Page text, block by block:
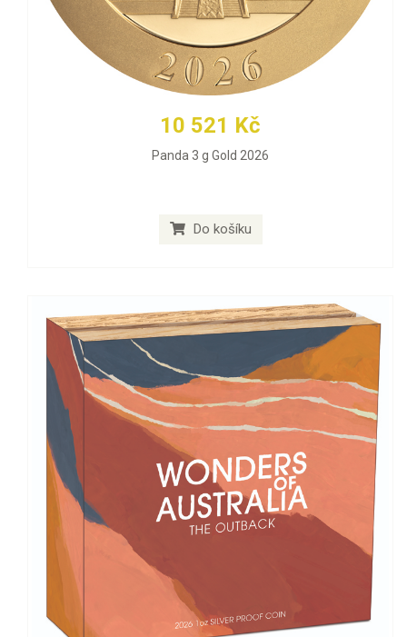
10 521 Kč
Panda 3 g Gold 2026
Do košíku